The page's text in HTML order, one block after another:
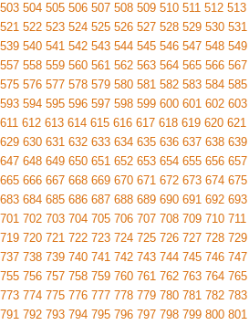
503 504 505 506 507 508 509 510 511 512 513
521 522 523 524 525 526 527 528 529 530 531
539 540 541 542 543 544 545 546 547 548 549
557 558 559 560 561 562 563 564 565 566 567
575 576 577 578 579 580 581 582 583 584 585
593 594 595 596 597 598 599 600 601 602 603
611 612 613 614 615 616 617 618 619 620 621
629 630 631 632 633 634 635 636 637 638 639
647 648 649 650 651 652 653 654 655 656 657
665 666 667 668 669 670 671 672 673 674 675
683 684 685 686 687 688 689 690 691 692 693
701 702 703 704 705 706 707 708 709 710 711
719 720 721 722 723 724 725 726 727 728 729
737 738 739 740 741 742 743 744 745 746 747
755 756 757 758 759 760 761 762 763 764 765
773 774 775 776 777 778 779 780 781 782 783
791 792 793 794 795 796 797 798 799 800 801